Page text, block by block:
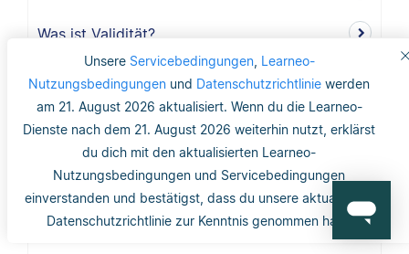
Unsere Servicebedingungen, Learneo-
Nutzungsbedingungen und Datenschutzrichtlinie werden
am 21. August 2026 aktualisiert. Wenn du die Learneo-
Dienste nach dem 21. August 2026 weiterhin nutzt, erklärst
du dich mit den aktualisierten Learneo-
Nutzungsbedingungen und Servicebedingungen
einverstanden und bestätigst, dass du unsere aktualisierte
Datenschutzrichtlinie zur Kenntnis genommen hast.
Was ist Validität?
Was ist interne Validität?
Was versteht man unter Validität?
Was ist die Reliabilität?
Was ist mit dem Gütekriterium der